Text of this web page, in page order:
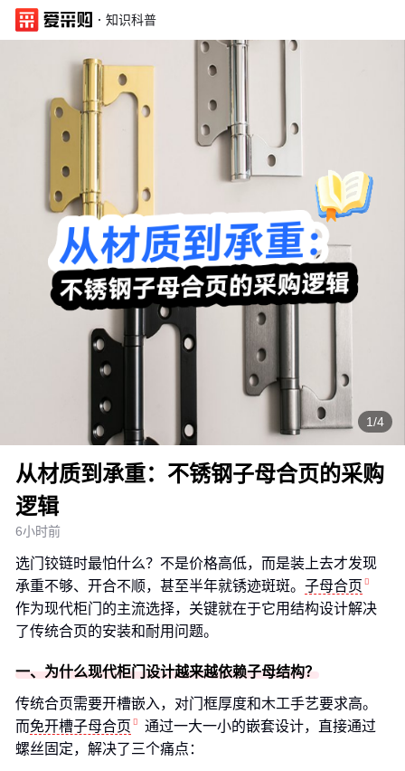
· 知识科普
1/4
从材质到承重：不锈钢子母合页的采购
逻辑
6小时前
选门铰链时最怕什么？不是价格高低，而是装上去才发现
承重不够、开合不顺，甚至半年就锈迹斑斑。 子母合页
作为现代柜门的主流选择，关键就在于它用结构设计解决
了传统合页的安装和耐用问题。
一、为什么现代柜门设计越来越依赖子母结构？
传统合页需要开槽嵌入，对门框厚度和木工手艺要求高。
而免开槽子母合页
通过一大一小的嵌套设计，直接通过
螺丝固定，解决了三个痛点：